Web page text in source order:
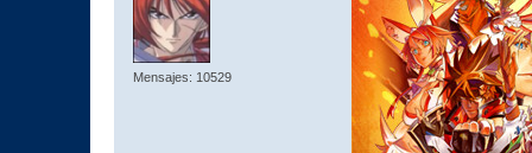
Mensajes: 10529